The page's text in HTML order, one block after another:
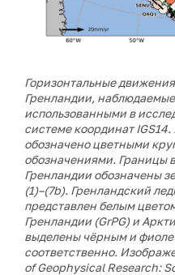
Горизонтальные
Гренландии,
использованными в
системе координат
обозначено цветными
обозначениями. Границы
Гренландии обозначены
(1)–(7b). Гренландский
представлен белым
Гренландии (GrPG) и
выделены чёрным и
соответственно.
of Geophysical Research: